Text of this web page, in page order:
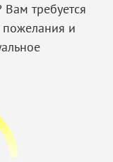
требуется
и